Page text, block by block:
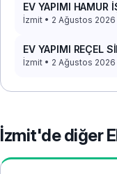
EV YAPIMI HAMUR
İzmit • 2 Ağustos 2026
EV YAPIMI REÇEL
İzmit • 2 Ağustos 2026
İzmit'de diğer